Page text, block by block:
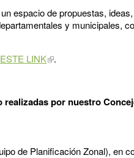
espacio de propuestas,
y municipales,
ESTE LINK .
por nuestro
de Planificación Zonal), en